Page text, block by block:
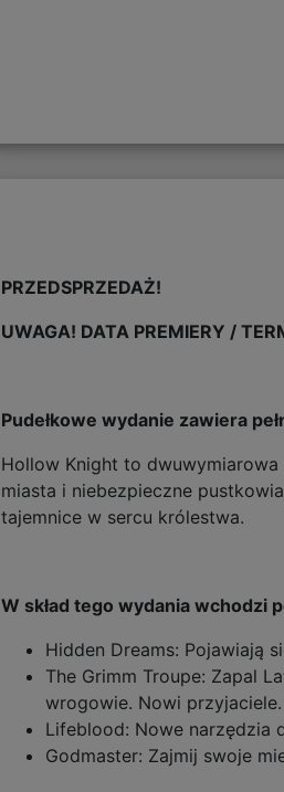
PRZEDSPRZEDAŻ!
UWAGA! DATA PREMIERY /
Pudełkowe wydanie zawiera
Hollow Knight to dwuwymiarowa
miasta i niebezpieczne
tajemnice w sercu królestwa.
W skład tego wydania wchodzi
Hidden Dreams: Pojawiają
The Grimm Troupe: Zapal
wrogowie. Nowi przyjaciele.
Lifeblood: Nowe narzędzia
Godmaster: Zajmij swoje